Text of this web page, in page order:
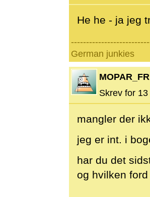
He he - ja jeg
German junkies
Skrev for
mangler der
jeg er int. i
har du det
og hvilken